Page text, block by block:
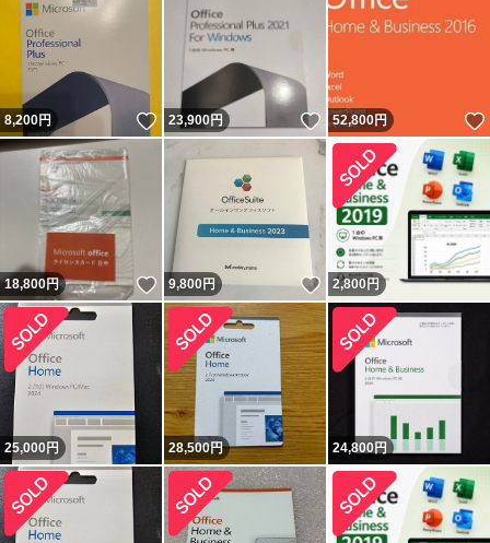
8,200円 いいね！
23,900円 いいね！
52,800円
18,800円 いいね！
9,800円 いいね！
2,800円
25,000円 28,500円 24,800円